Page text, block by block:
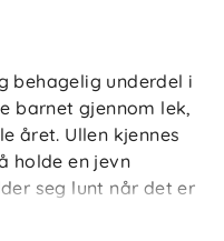
behagelig underdel i
barnet gjennom lek,
året. Ullen kjennes
holde en jevn
seg lunt når det er
øker.